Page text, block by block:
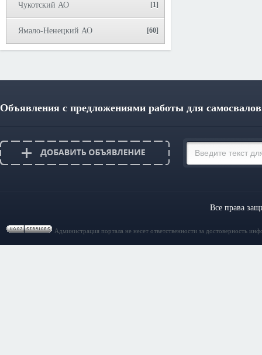
Чукотский АО [1]
Ямало-Ненецкий АО [60]
Объявления с предложениями работы для
Все права
Администрация портала не несет ответственности за достоверность